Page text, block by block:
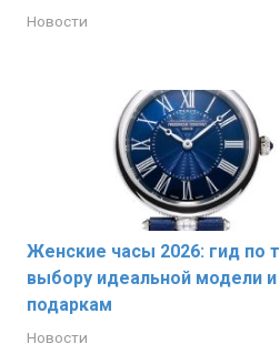
Новости
Женские часы 2026: гид по
выбору идеальной модели и
подаркам
Новости